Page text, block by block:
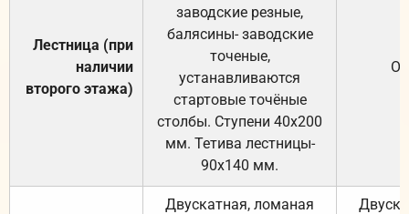
Лестница (при
наличии
второго этажа)
заводские резные,
балясины- заводские
точеные,
устанавливаются
стартовые точёные
столбы. Ступени 40х200
мм. Тетива лестницы-
90х140 мм.
Двускатная, ломаная